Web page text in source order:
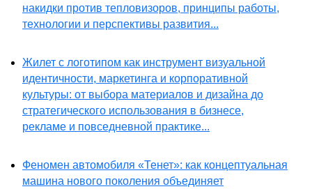
накидки против тепловизоров, принципы работы,
технологии и перспективы развития...
Жилет с логотипом как инструмент визуальной
идентичности, маркетинга и корпоративной
культуры: от выбора материалов и дизайна до
стратегического использования в бизнесе,
рекламе и повседневной практике...
Феномен автомобиля «Тенет»: как концептуальная
машина нового поколения объединяет